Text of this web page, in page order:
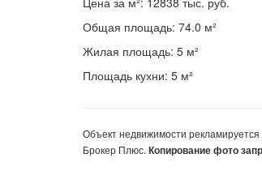
Общая площадь: 74.0 м²
Жилая площадь: 5 м²
Площадь кухни: 5 м²
Объект недвижимости рекламируется
Брокер Плюс. Копирование фото